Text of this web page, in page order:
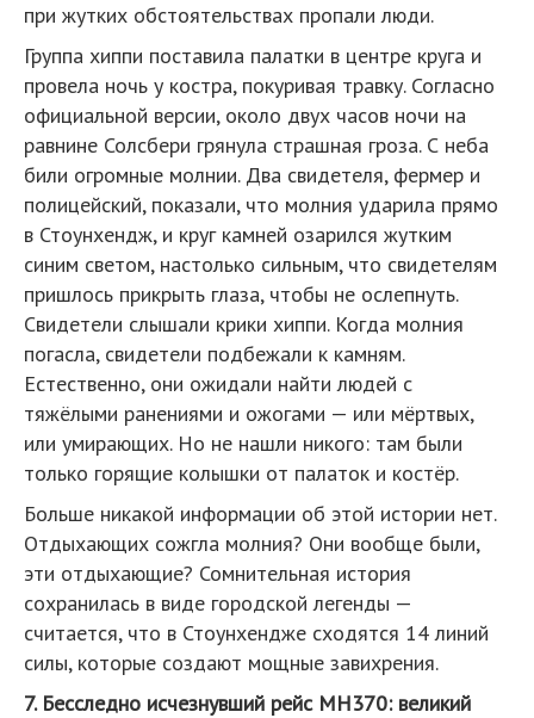
при жутких обстоятельствах пропали люди.
Группа хиппи поставила палатки в центре круга и
провела ночь у костра, покуривая травку. Согласно
официальной версии, около двух часов ночи на
равнине Солсбери грянула страшная гроза. С неба
били огромные молнии. Два свидетеля, фермер и
полицейский, показали, что молния ударила прямо
в Стоунхендж, и круг камней озарился жутким
синим светом, настолько сильным, что свидетелям
пришлось прикрыть глаза, чтобы не ослепнуть.
Свидетели слышали крики хиппи. Когда молния
погасла, свидетели подбежали к камням.
Естественно, они ожидали найти людей с
тяжёлыми ранениями и ожогами — или мёртвых,
или умирающих. Но не нашли никого: там были
только горящие колышки от палаток и костёр.
Больше никакой информации об этой истории нет.
Отдыхающих сожгла молния? Они вообще были,
эти отдыхающие? Сомнительная история
сохранилась в виде городской легенды —
считается, что в Стоунхендже сходятся 14 линий
силы, которые создают мощные завихрения.
7. Бесследно исчезнувший рейс MH370: великий